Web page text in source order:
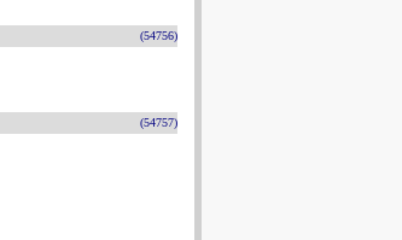
(54756)
(54757)